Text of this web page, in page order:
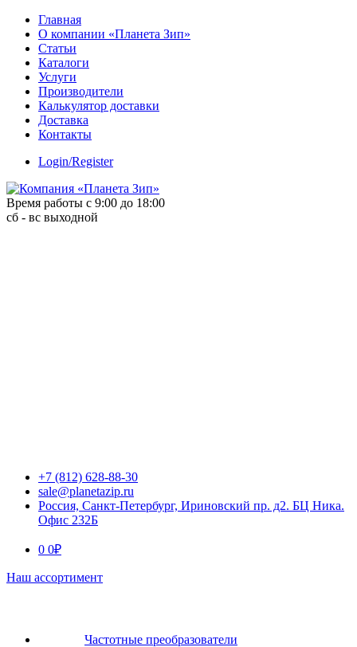
Skip
content
Главная
О компании «Планета Зип»
Статьи
Каталоги
Услуги
Производители
Калькулятор доставки
Доставка
Контакты
Login/Register
Время работы с 9:00 до 18:00
сб - вс выходной
+7 (812) 628-88-30
sale@planetazip.ru
Россия, Санкт-Петербург, Ириновский пр. д2. БЦ Ника.
Офис 232Б
0 0₽
Наш ассортимент
Частотные преобразователи